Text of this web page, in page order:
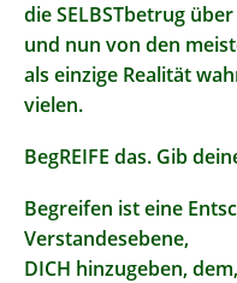
die SELBSTbetrug
und nun von den
als einzige Realität
vielen.
BegREIFE das. Gib
Begreifen ist eine
Verstandesebene,
DICH hinzugeben, dem,